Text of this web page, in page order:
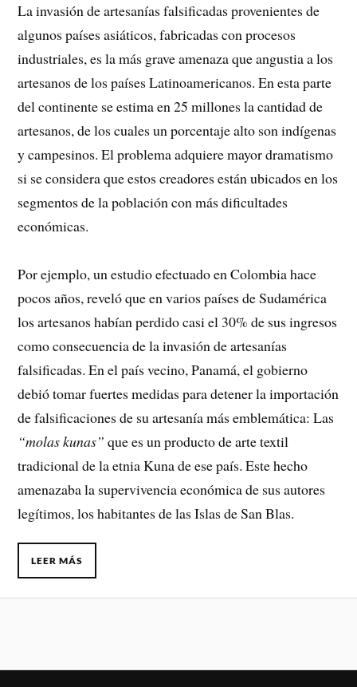
La invasión de artesanías falsificadas provenientes de
algunos países asiáticos, fabricadas con procesos
industriales, es la más grave amenaza que angustia a los
artesanos de los países Latinoamericanos. En esta parte
del continente se estima en 25 millones la cantidad de
artesanos, de los cuales un porcentaje alto son indígenas
y campesinos. El problema adquiere mayor dramatismo
si se considera que estos creadores están ubicados en los
segmentos de la población con más dificultades
económicas.
Por ejemplo, un estudio efectuado en Colombia hace
pocos años, reveló que en varios países de Sudamérica
los artesanos habían perdido casi el 30% de sus ingresos
como consecuencia de la invasión de artesanías
falsificadas. En el país vecino, Panamá, el gobierno
debió tomar fuertes medidas para detener la importación
de falsificaciones de su artesanía más emblemática: Las
“molas kunas” que es un producto de arte textil
tradicional de la etnia Kuna de ese país. Este hecho
amenazaba la supervivencia económica de sus autores
legítimos, los habitantes de las Islas de San Blas.
LEER MÁS